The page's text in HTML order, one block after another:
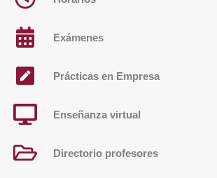
Exámenes
Prácticas en Empresa
Enseñanza virtual
Directorio profesores